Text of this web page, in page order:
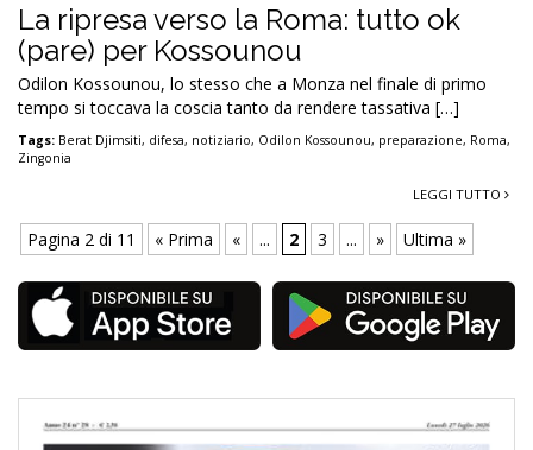
La ripresa verso la Roma: tutto ok
(pare) per Kossounou
Odilon Kossounou, lo stesso che a Monza nel finale di primo
tempo si toccava la coscia tanto da rendere tassativa […]
Tags: Berat Djimsiti, difesa, notiziario, Odilon Kossounou, preparazione, Roma,
Zingonia
LEGGI TUTTO
Pagina 2 di 11 « Prima « ... 2 3 ... » Ultima »